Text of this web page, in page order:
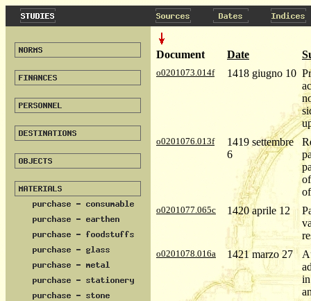
Document Date
o0201073.014f 1418 giugno 10
o0201076.013f
1419 settembre
6
o0201077.065c 1420 aprile 12
o0201078.016a 1421 marzo 27